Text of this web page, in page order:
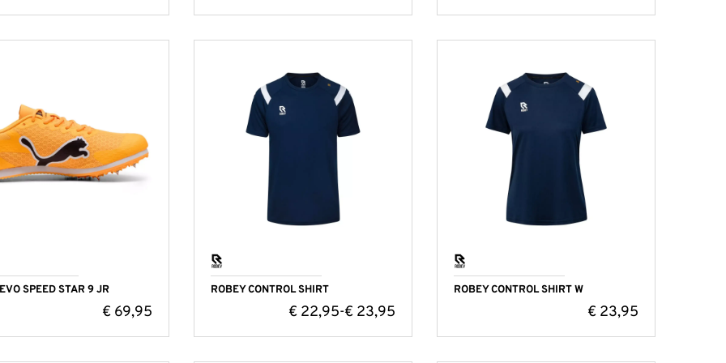
SPEED STAR 9 JR
€69,95
ROBEY CONTROL SHIRT
€22,95-€23,95
ROBEY CONTROL SHIRT W
€23,95